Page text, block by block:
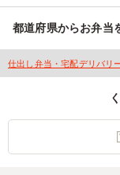
都道府県からお弁当
仕出し弁当・宅配デリバリ